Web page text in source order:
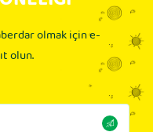
olmak için e-
olun.